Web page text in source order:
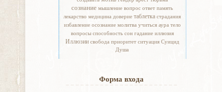
сознание мышление вопрос ответ память
лекарство медицина доверие таблетка страдания
избавление осознание молитва учиться аура тело
вопросы способность сон гадание иллюзия
Иллюзии свобода приоритет ситуация Суицид
Душа
Форма входа